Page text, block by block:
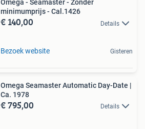
Omega - Seamaster - Zonder
minimumprijs - Cal.1426
€ 140,00 Details
Bezoek website Gisteren
Omega Seamaster Automatic Day-Date |
Ca. 1978
€ 795,00 Details